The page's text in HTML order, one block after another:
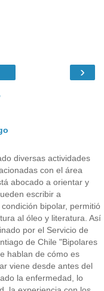
›
diversas actividades
con el área
abocado a orientar y
escribir a
bipolar, permitió
al óleo y literatura. Así
por el Servicio de
de Chile "Bipolares
hablan de cómo es
viene desde antes del
la enfermedad, lo